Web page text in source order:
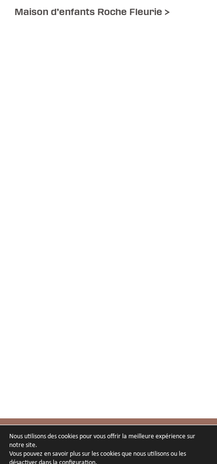
Maison d’enfants Roche Fleurie >
Nous utilisons des cookies pour vous offrir la meilleure expérience sur
notre site.
Vous pouvez en savoir plus sur les cookies que nous utilisons ou les